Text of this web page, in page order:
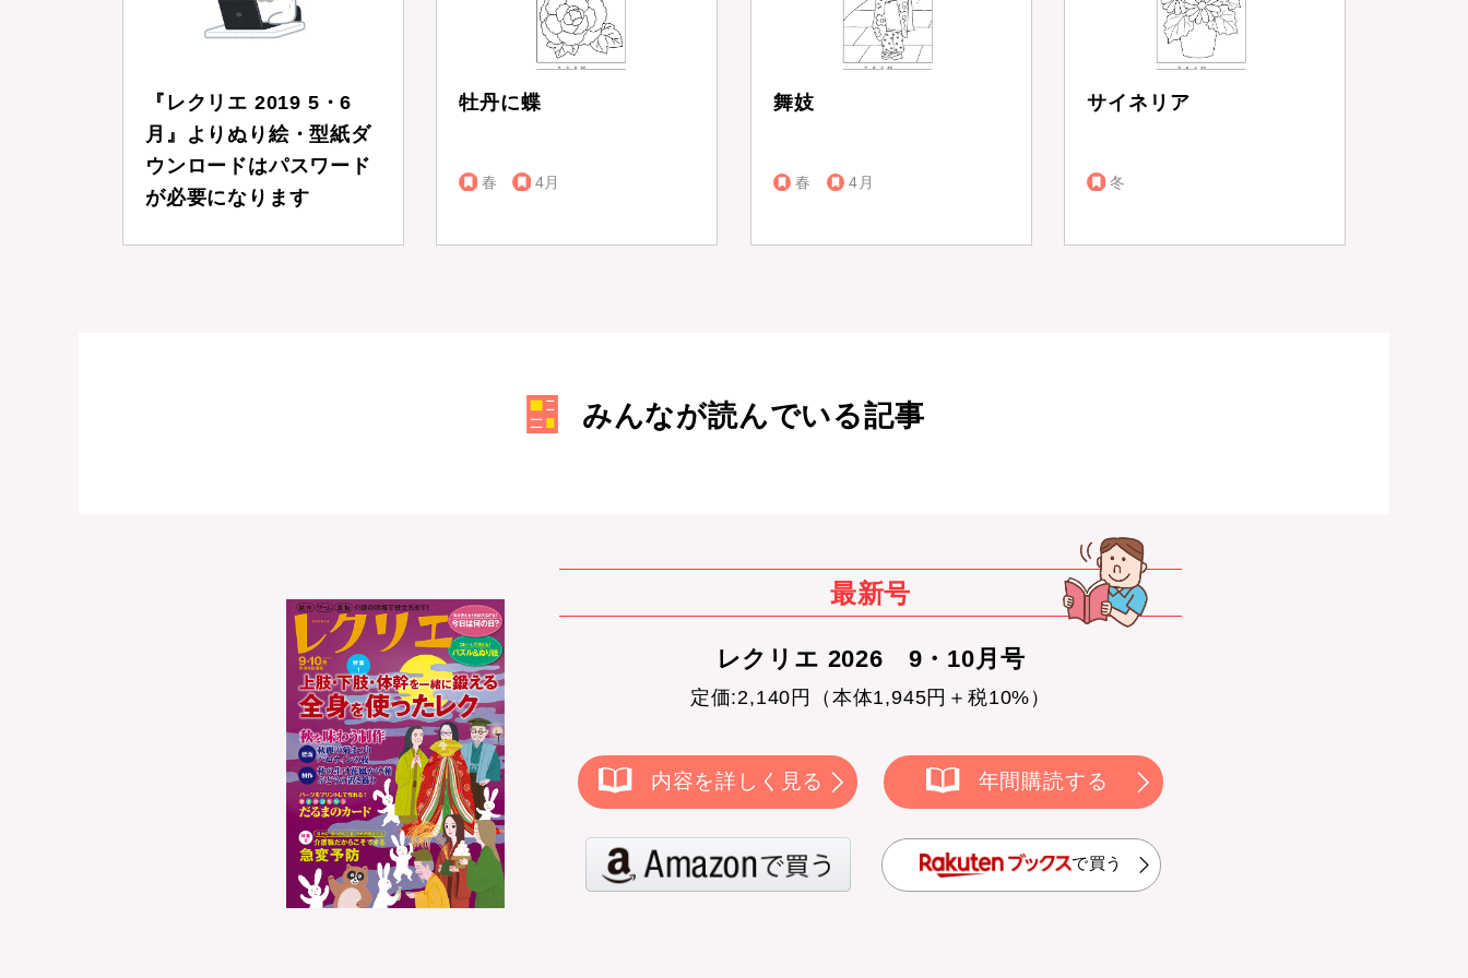
『レクリエ 2019 5・6
月』よりぬり絵・型紙ダ
ウンロードはパスワード
が必要になります
牡丹に蝶
春 4月
舞妓
春 4月
サイネリア
冬
みんなが読んでいる記事
最新号
レクリエ 2026 9・10月号
定価:2,140円（本体1,945円＋税10%）
内容を詳しく見る 年間購読する
で買う